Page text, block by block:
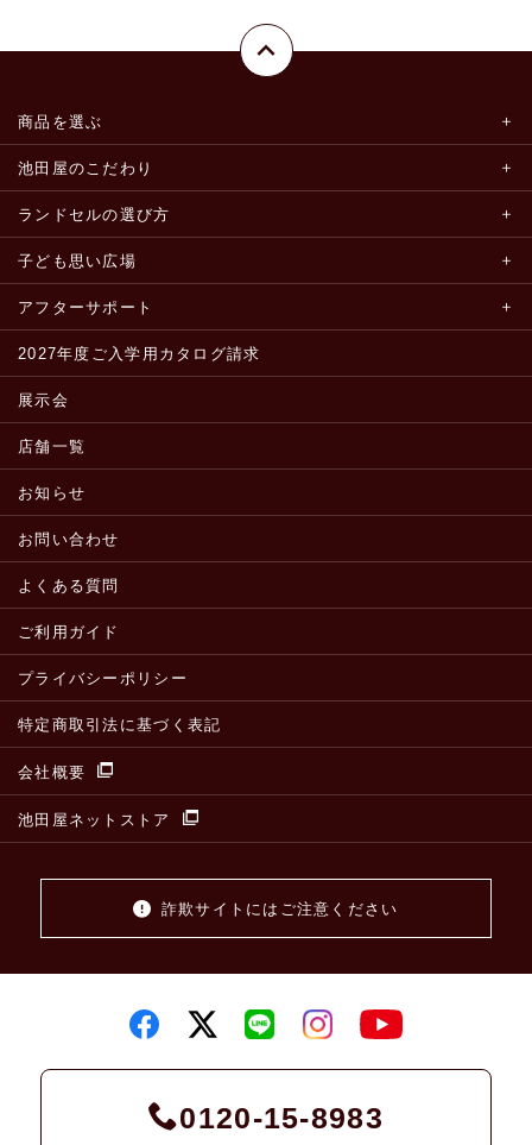
商品を選ぶ
池田屋のこだわり
ランドセルの選び方
子ども思い広場
アフターサポート
2027年度ご入学用カタログ請求
展示会
店舗一覧
お知らせ
お問い合わせ
よくある質問
ご利用ガイド
プライバシーポリシー
特定商取引法に基づく表記
会社概要
池田屋ネットストア
詐欺サイトにはご注意ください
0120-15-8983